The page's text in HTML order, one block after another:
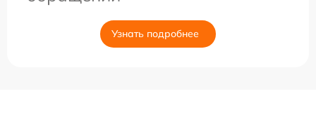
Узнать подробнее